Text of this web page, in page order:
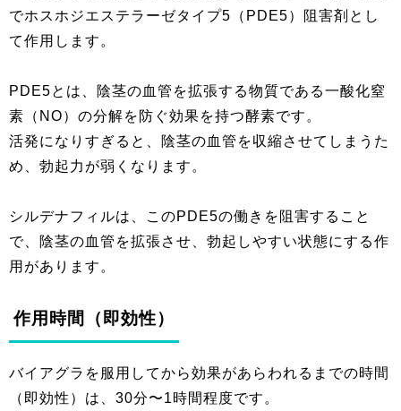
でホスホジエステラーゼタイプ5（PDE5）阻害剤とし
て作用します。
PDE5とは、陰茎の血管を拡張する物質である一酸化窒
素（NO）の分解を防ぐ効果を持つ酵素です。
活発になりすぎると、陰茎の血管を収縮させてしまうた
め、勃起力が弱くなります。
シルデナフィルは、このPDE5の働きを阻害すること
で、陰茎の血管を拡張させ、勃起しやすい状態にする作
用があります。
作用時間（即効性）
バイアグラを服用してから効果があらわれるまでの時間
（即効性）は、30分〜1時間程度です。